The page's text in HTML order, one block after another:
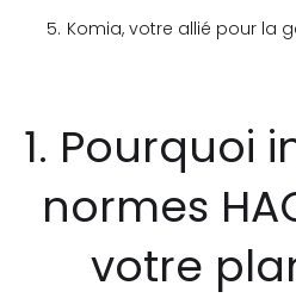
Komia, votre allié pour la
1. Pourquoi
normes
votre